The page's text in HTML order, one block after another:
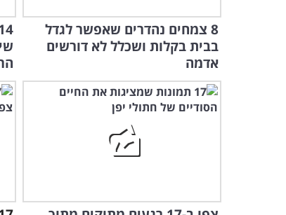
8 צמחים נהדרים שאפשר לגדל
בבית בקלות ושכלל לא דורשים
אדמה